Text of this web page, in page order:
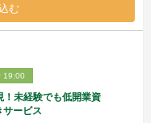
む
19:00
未経験でも低開業資
サービス